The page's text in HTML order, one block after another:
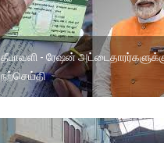
தீபாவளி - ரேஷன்
நற்செய்தி